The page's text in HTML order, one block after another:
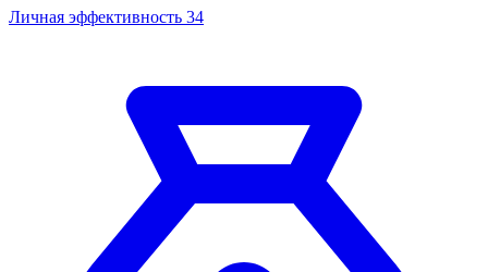
Личная эффективность 34